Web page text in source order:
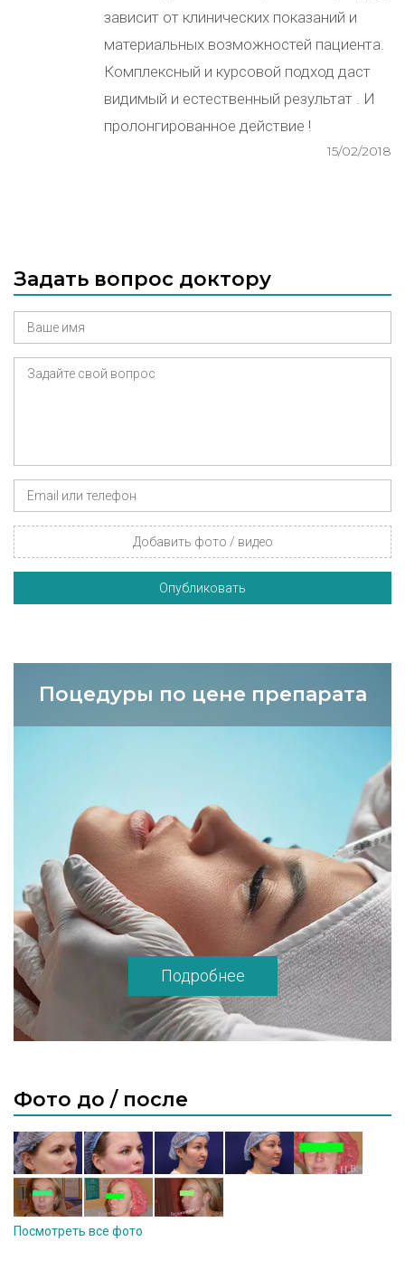
зависит от клинических показаний и
материальных возможностей пациента.
Комплексный и курсовой подход даст
видимый и естественный результат . И
пролонгированное действие !
15/02/2018
Задать вопрос доктору
Добавить фото / видео
Опубликовать
Поцедуры по цене препарата
Подробнее
Фото до / после
Посмотреть все фото